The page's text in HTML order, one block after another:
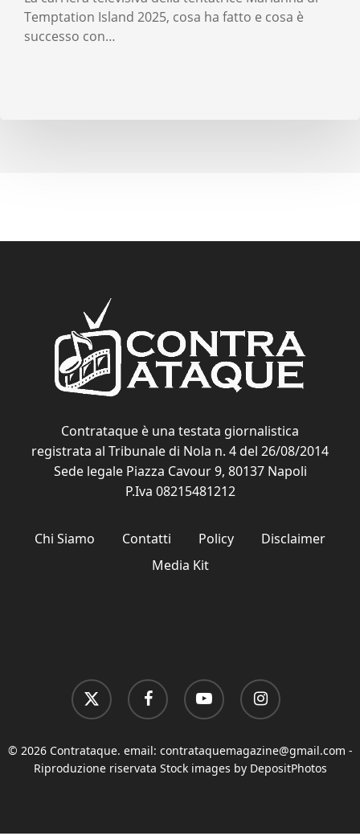
Temptation Island 2025, cosa ha fatto e cosa è
successo con…
Contrataque è una testata giornalistica
registrata al Tribunale di Nola n. 4 del 26/08/2014
Sede legale Piazza Cavour 9, 80137 Napoli
P.Iva 08215481212
Chi Siamo Contatti Policy
Disclaimer
Media Kit
x-
twitter
facebook youtube instagram
© 2026 Contrataque. email: contrataquemagazine@gmail.com -
Riproduzione riservata Stock images by DepositPhotos